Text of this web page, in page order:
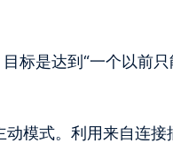
标是达到“一个以前
动模式。利用来自连